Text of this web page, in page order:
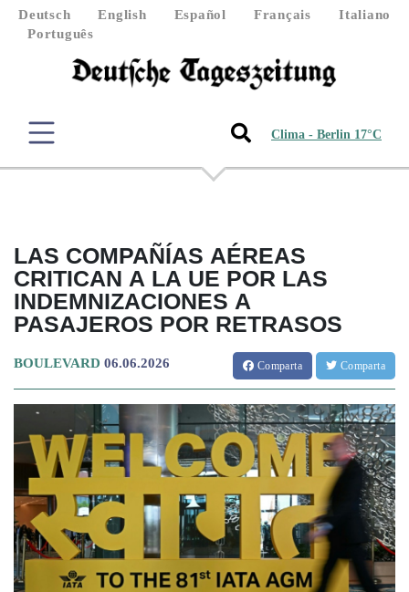
Deutsch English Español Français
Italiano
Português
Clima - Berlin 17°C
LAS COMPAÑÍAS AÉREAS
CRITICAN A LA UE POR LAS
INDEMNIZACIONES A
PASAJEROS POR RETRASOS
BOULEVARD 06.06.2026 Comparta Comparta